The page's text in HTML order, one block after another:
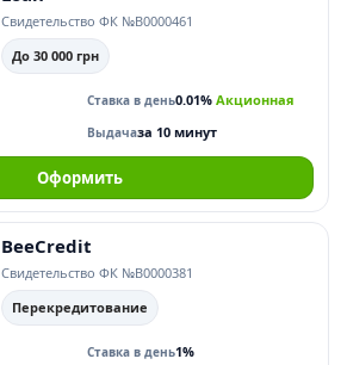
Свидетельство ФК №В0000461
До 30 000 грн
Ставка в день0.01% Акционная
Выдачаза 10 минут
Оформить
BeeCredit
Свидетельство ФК №В0000381
Перекредитование
Ставка в день1%